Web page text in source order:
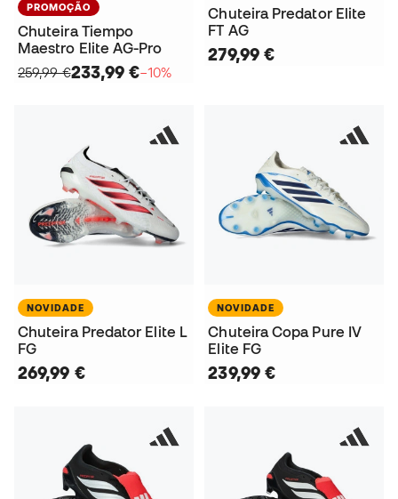
PROMOÇÃO
Chuteira Tiempo
Maestro Elite AG-Pro
259,99 €233,99 €−10%
Chuteira Predator Elite
FT AG
279,99 €
NOVIDADE
Chuteira Predator Elite L
FG
269,99 €
NOVIDADE
Chuteira Copa Pure IV
Elite FG
239,99 €